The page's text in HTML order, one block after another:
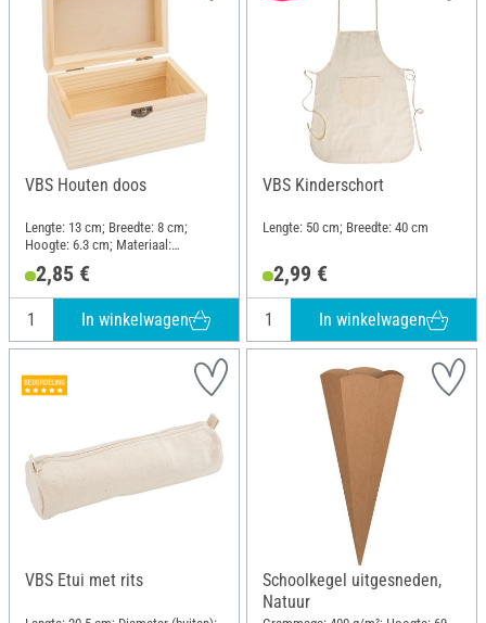
VBS Houten doos
Lengte: 13 cm; Breedte: 8 cm;
Hoogte: 6.3 cm; Materiaal:
Dennenhout, Metaal
2,85 €
In winkelwagen
VBS Kinderschort
Lengte: 50 cm; Breedte: 40 cm
2,99 €
In winkelwagen
VBS Etui met rits
Schoolkegel uitgesneden,
Natuur